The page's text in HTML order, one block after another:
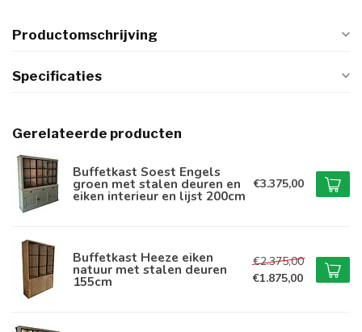
Productomschrijving
Specificaties
Gerelateerde producten
Buffetkast Soest Engels
groen met stalen deuren en
eiken interieur en lijst 200cm
€3.375,00
Buffetkast Heeze eiken
natuur met stalen deuren
155cm
€2.375,00
€1.875,00